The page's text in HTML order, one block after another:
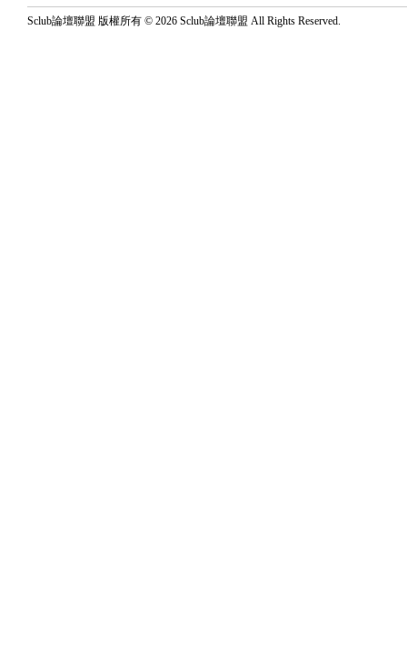
Sclub論壇聯盟 版權所有 © 2026 Sclub論壇聯盟 All Rights Reserved.